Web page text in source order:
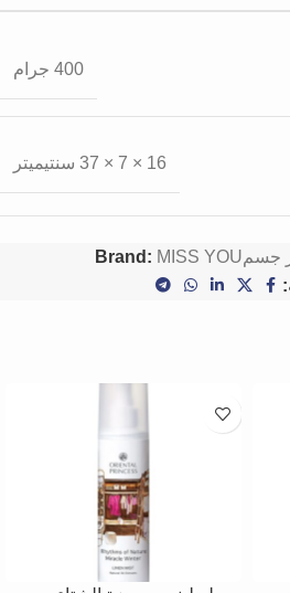
400 جرام
16 × 7 × 37 سنتيميتر
جسم Brand: MISS YOU